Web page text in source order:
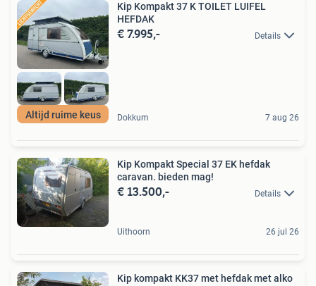
Altijd ruime keus
Kip Kompakt 37 K TOILET LUIFEL
HEFDAK
€ 7.995,- Details
Dokkum 7 aug 26
Kip Kompakt Special 37 EK hefdak
caravan. bieden mag!
€ 13.500,- Details
Uithoorn 26 jul 26
Kip kompakt KK37 met hefdak met alko